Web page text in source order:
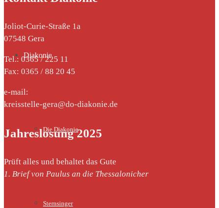
Diakonie
Die Diakonie
Sternsinger
Joliot-Curie-Straße 1a
07548 Gera
Tel.: 0365 / 225 11
Fax: 0365 / 88 20 45
e-mail:
kreisstelle-gera@do-diakonie.de
Jahreslosung 2025
Prüft alles und behaltet das Gute
1. Brief von Paulus an die Thessalonicher